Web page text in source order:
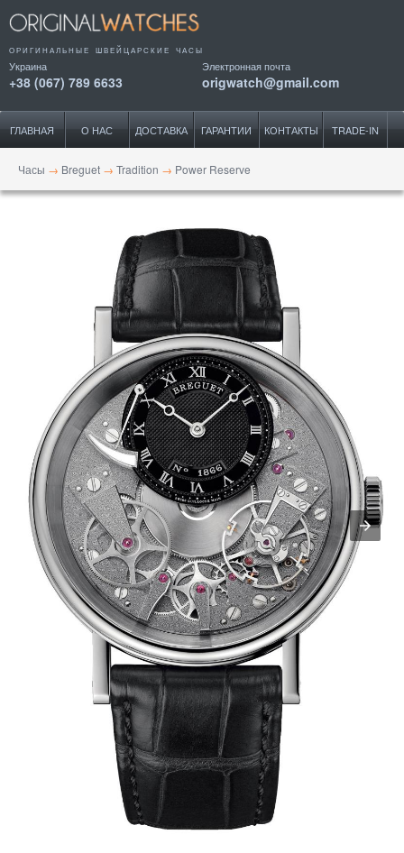
ОРИГИНАЛЬНЫЕ ШВЕЙЦАРСКИЕ ЧАСЫ
Украина
+38 (067) 789 6633
Электронная почта
origwatch@gmail.com
ГЛАВНАЯ О НАС ДОСТАВКА ГАРАНТИИ КОНТАКТЫ TRADE-IN
Часы → Breguet → Tradition → Power Reserve